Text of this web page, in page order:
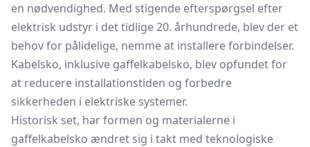
en nødvendighed. Med stigende efterspørgsel efter
elektrisk udstyr i det tidlige 20. århundrede, blev der et
behov for pålidelige, nemme at installere forbindelser.
Kabelsko, inklusive gaffelkabelsko, blev opfundet for
at reducere installationstiden og forbedre
sikkerheden i elektriske systemer.
Historisk set, har formen og materialerne i
gaffelkabelsko ændret sig i takt med teknologiske